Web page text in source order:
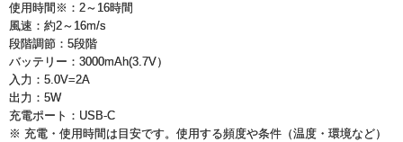
使用時間※：2～16時間
風速：約2～16m/s
段階調節：5段階
バッテリー：3000mAh(3.7V）
入力：5.0V=2A
出力：5W
充電ポート：USB-C
※ 充電・使用時間は目安です。使用する頻度や条件（温度・環境など）